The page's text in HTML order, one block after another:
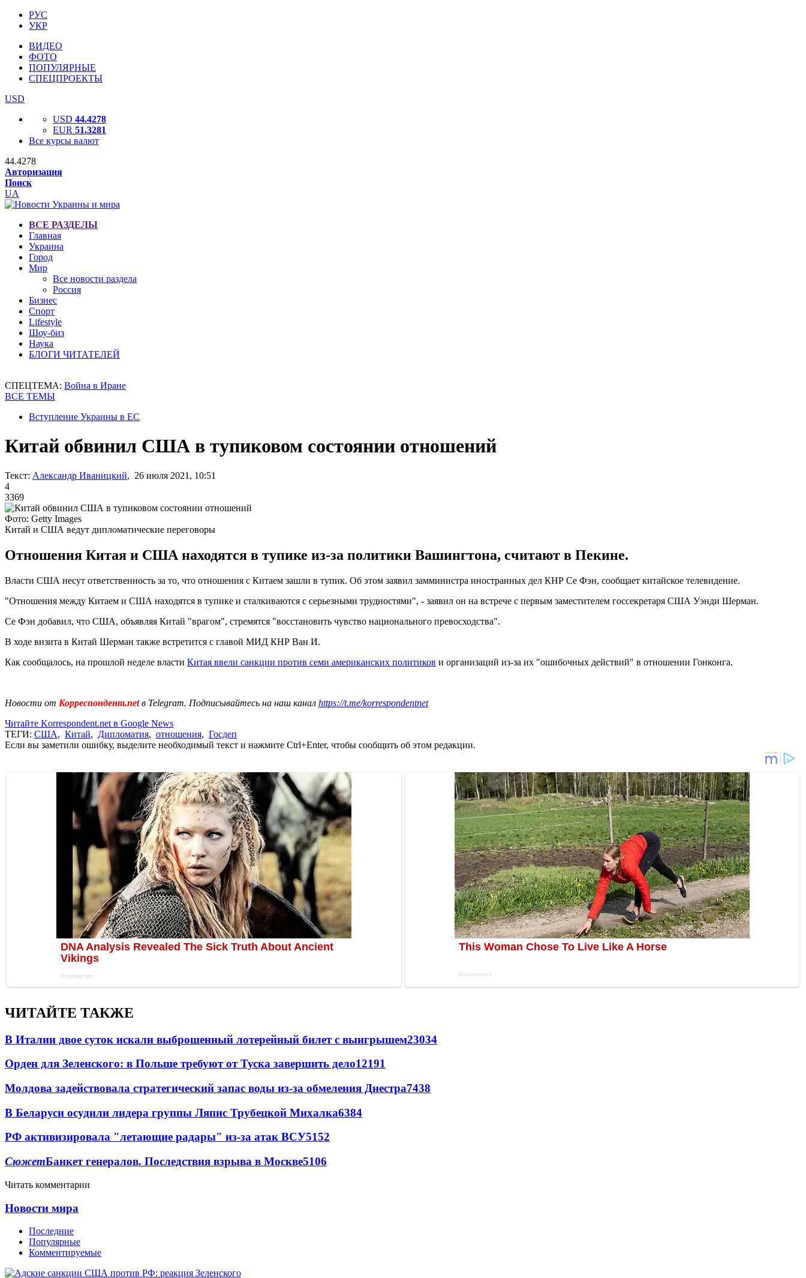
РУС
УКР
ВИДЕО
ФОТО
ПОПУЛЯРНЫЕ
СПЕЦПРОЕКТЫ
USD
USD 44.4278
EUR 51.3281
Все курсы валют
44.4278
Авторизация
Поиск
UA
ВСЕ РАЗДЕЛЫ
Главная
Украина
Город
Мир
Все новости раздела
Россия
Бизнес
Спорт
Lifestyle
Шоу-биз
Наука
БЛОГИ ЧИТАТЕЛЕЙ
СПЕЦТЕМА: Война в Иране
ВСЕ ТЕМЫ
Вступление Украины в ЕС
Китай обвинил США в тупиковом состоянии отношений
Текст: Александр Иваницкий, 26 июля 2021, 10:51
4
3369
Фото: Getty Images
Китай и США ведут дипломатические переговоры
Отношения Китая и США находятся в тупике из-за политики Вашингтона, считают в Пекине.
Власти США несут ответственность за то, что отношения с Китаем зашли в тупик. Об этом заявил замминистра иностранных дел КНР Се Фэн, сообщает китайское телевидение.
"Отношения между Китаем и США находятся в тупике и сталкиваются с серьезными трудностями", - заявил он на встрече с первым заместителем госсекретаря США Уэнди Шерман.
Се Фэн добавил, что США, объявляя Китай "врагом", стремятся "восстановить чувство национального превосходства".
В ходе визита в Китай Шерман также встретится с главой МИД КНР Ван И.
Как сообщалось, на прошлой неделе власти Китая ввели санкции против семи американских политиков и организаций из-за их "ошибочных действий" в отношении Гонконга.
Новости от Корреспондент.netв Telegram. Подписывайтесь на наш канал https://t.me/korrespondentnet
Читайте Korrespondent.net в Google News
ТЕГИ: США, Китай, Дипломатия, отношения, Госдеп
Если вы заметили ошибку, выделите необходимый текст и нажмите Ctrl+Enter, чтобы сообщить об этом редакции.
ЧИТАЙТЕ ТАКЖЕ
В Италии двое суток искали выброшенный лотерейный билет с выигрышем23034
Орден для Зеленского: в Польше требуют от Туска завершить дело12191
Молдова задействовала стратегический запас воды из-за обмеления Днестра7438
В Беларуси осудили лидера группы Ляпис Трубецкой Михалка6384
РФ активизировала "летающие радары" из-за атак ВСУ5152
СюжетБанкет генералов. Последствия взрыва в Москве5106
Читать комментарии
Новости мира
Последние
Популярные
Комментируемые